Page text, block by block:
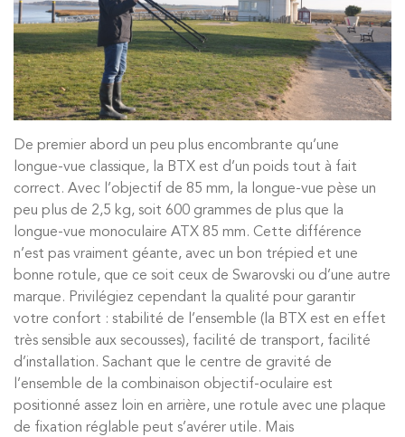
De premier abord un peu plus encombrante qu’une
longue-vue classique, la BTX est d’un poids tout à fait
correct. Avec l’objectif de 85 mm, la longue-vue pèse un
peu plus de 2,5 kg, soit 600 grammes de plus que la
longue-vue monoculaire ATX 85 mm. Cette différence
n’est pas vraiment géante, avec un bon trépied et une
bonne rotule, que ce soit ceux de Swarovski ou d’une autre
marque. Privilégiez cependant la qualité pour garantir
votre confort : stabilité de l’ensemble (la BTX est en effet
très sensible aux secousses), facilité de transport, facilité
d’installation. Sachant que le centre de gravité de
l’ensemble de la combinaison objectif-oculaire est
positionné assez loin en arrière, une rotule avec une plaque
de fixation réglable peut s’avérer utile. Mais